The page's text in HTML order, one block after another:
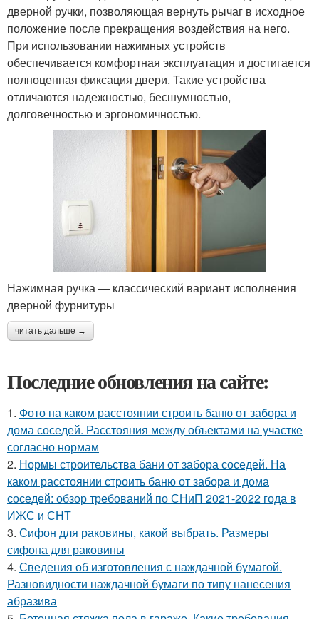
дверной ручки, позволяющая вернуть рычаг в исходное
положение после прекращения воздействия на него.
При использовании нажимных устройств
обеспечивается комфортная эксплуатация и достигается
полноценная фиксация двери. Такие устройства
отличаются надежностью, бесшумностью,
долговечностью и эргономичностью.
Нажимная ручка — классический вариант исполнения
дверной фурнитуры
читать дальше →
Последние обновления на сайте:
1. Фото на каком расстоянии строить баню от забора и
дома соседей. Расстояния между объектами на участке
согласно нормам
2. Нормы строительства бани от забора соседей. На
каком расстоянии строить баню от забора и дома
соседей: обзор требований по СНиП 2021-2022 года в
ИЖС и СНТ
3. Сифон для раковины, какой выбрать. Размеры
сифона для раковины
4. Сведения об изготовления с наждачной бумагой.
Разновидности наждачной бумаги по типу нанесения
абразива